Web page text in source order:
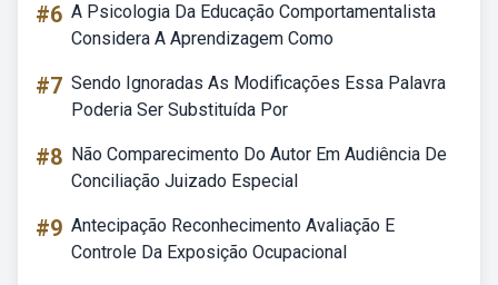
#6 A Psicologia Da Educação Comportamentalista
Considera A Aprendizagem Como
#7 Sendo Ignoradas As Modificações Essa Palavra
Poderia Ser Substituída Por
#8 Não Comparecimento Do Autor Em Audiência De
Conciliação Juizado Especial
#9 Antecipação Reconhecimento Avaliação E
Controle Da Exposição Ocupacional